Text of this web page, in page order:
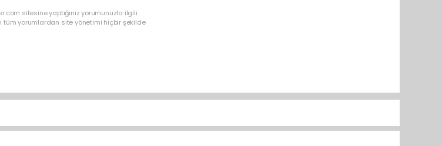
sitesine yaptığınız yorumunuzla ilgili
tüm yorumlardan site yönetimi hiçbir şekilde